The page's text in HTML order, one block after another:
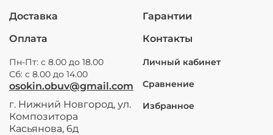
Доставка
Оплата
Гарантии
Контакты
Пн-Пт: с 8.00 до 18.00
Сб: с 8.00 до 14.00
osokin.obuv@gmail.com
г. Нижний Новгород, ул.
Композитора
Касьянова, 6д
Личный кабинет
Сравнение
Избранное